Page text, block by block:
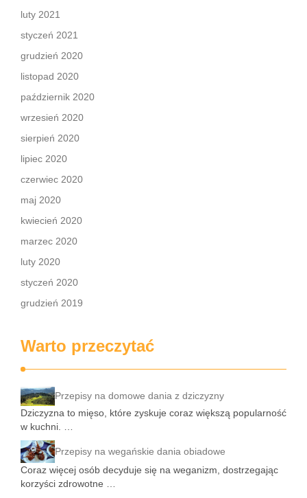
luty 2021
styczeń 2021
grudzień 2020
listopad 2020
październik 2020
wrzesień 2020
sierpień 2020
lipiec 2020
czerwiec 2020
maj 2020
kwiecień 2020
marzec 2020
luty 2020
styczeń 2020
grudzień 2019
Warto przeczytać
Przepisy na domowe dania z dziczyzny
Dziczyzna to mięso, które zyskuje coraz większą popularność
w kuchni. …
Przepisy na wegańskie dania obiadowe
Coraz więcej osób decyduje się na weganizm, dostrzegając
korzyści zdrowotne …